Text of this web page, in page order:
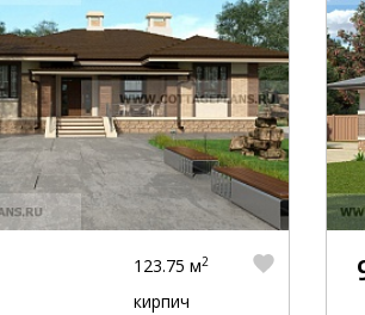
123.75 м2
кирпич